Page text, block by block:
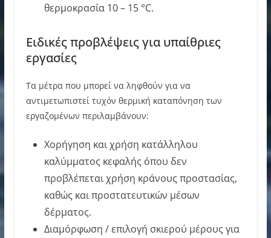
θερμοκρασία 10 – 15 °C.
Ειδικές προβλέψεις για υπαίθριες
εργασίες
Τα μέτρα που μπορεί να ληφθούν για να
αντιμετωπιστεί τυχόν θερμική καταπόνηση των
εργαζομένων περιλαμβάνουν:
Χορήγηση και χρήση κατάλληλου
καλύμματος κεφαλής όπου δεν
προβλέπεται χρήση κράνους προστασίας,
καθώς και προστατευτικών μέσων
δέρματος.
Διαμόρφωση / επιλογή σκιερού μέρους για